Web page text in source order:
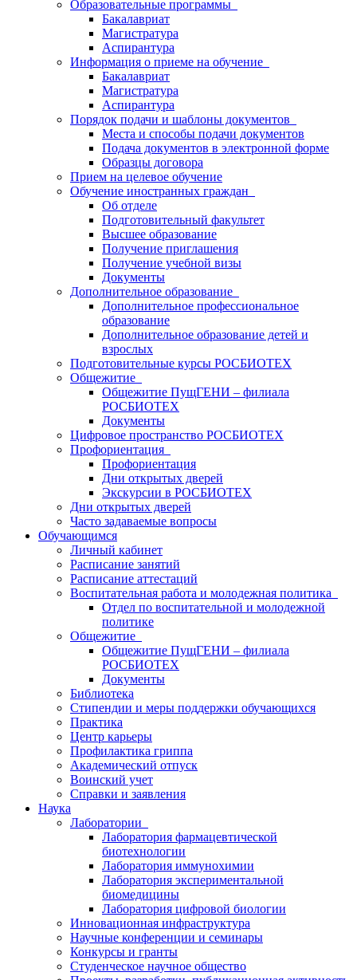
Образовательные программы
Бакалавриат
Магистратура
Аспирантура
Информация о приеме на обучение
Бакалавриат
Магистратура
Аспирантура
Порядок подачи и шаблоны документов
Места и способы подачи документов
Подача документов в электронной форме
Образцы договора
Прием на целевое обучение
Обучение иностранных граждан
Об отделе
Подготовительный факультет
Высшее образование
Получение приглашения
Получение учебной визы
Документы
Дополнительное образование
Дополнительное профессиональное
образование
Дополнительное образование детей и
взрослых
Подготовительные курсы РОСБИОТЕХ
Общежитие
Общежитие ПущГЕНИ – филиала
РОСБИОТЕХ
Документы
Цифровое пространство РОСБИОТЕХ
Профориентация
Профориентация
Дни открытых дверей
Экскурсии в РОСБИОТЕХ
Дни открытых дверей
Часто задаваемые вопросы
Обучающимся
Личный кабинет
Расписание занятий
Расписание аттестаций
Воспитательная работа и молодежная политика
Отдел по воспитательной и молодежной
политике
Общежитие
Общежитие ПущГЕНИ – филиала
РОСБИОТЕХ
Документы
Библиотека
Стипендии и меры поддержки обучающихся
Практика
Центр карьеры
Профилактика гриппа
Академический отпуск
Воинский учет
Справки и заявления
Наука
Лаборатории
Лаборатория фармацевтической
биотехнологии
Лаборатория иммунохимии
Лаборатория экспериментальной
биомедицины
Лаборатория цифровой биологии
Инновационная инфраструктура
Научные конференции и семинары
Конкурсы и гранты
Студенческое научное общество